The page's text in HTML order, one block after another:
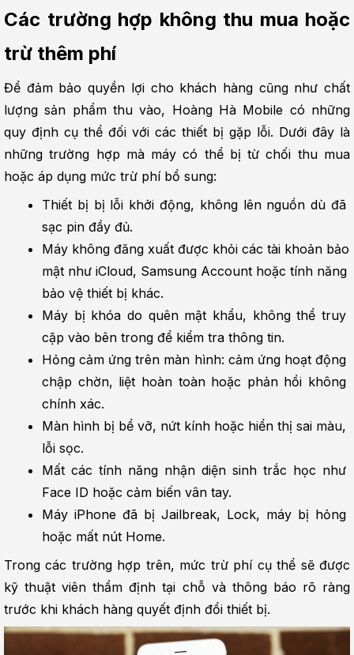
Các trường hợp không thu mua hoặc
trừ thêm phí
Để đảm bảo quyền lợi cho khách hàng cũng như chất
lượng sản phẩm thu vào, Hoàng Hà Mobile có những
quy định cụ thể đối với các thiết bị gặp lỗi. Dưới đây là
những trường hợp mà máy có thể bị từ chối thu mua
hoặc áp dụng mức trừ phí bổ sung:
Thiết bị bị lỗi khởi động, không lên nguồn dù đã
sạc pin đầy đủ.
Máy không đăng xuất được khỏi các tài khoản bảo
mật như iCloud, Samsung Account hoặc tính năng
bảo vệ thiết bị khác.
Máy bị khóa do quên mật khẩu, không thể truy
cập vào bên trong để kiểm tra thông tin.
Hỏng cảm ứng trên màn hình: cảm ứng hoạt động
chập chờn, liệt hoàn toàn hoặc phản hồi không
chính xác.
Màn hình bị bể vỡ, nứt kính hoặc hiển thị sai màu,
lỗi sọc.
Mất các tính năng nhận diện sinh trắc học như
Face ID hoặc cảm biến vân tay.
Máy iPhone đã bị Jailbreak, Lock, máy bị hỏng
hoặc mất nút Home.
Trong các trường hợp trên, mức trừ phí cụ thể sẽ được
kỹ thuật viên thẩm định tại chỗ và thông báo rõ ràng
trước khi khách hàng quyết định đổi thiết bị.